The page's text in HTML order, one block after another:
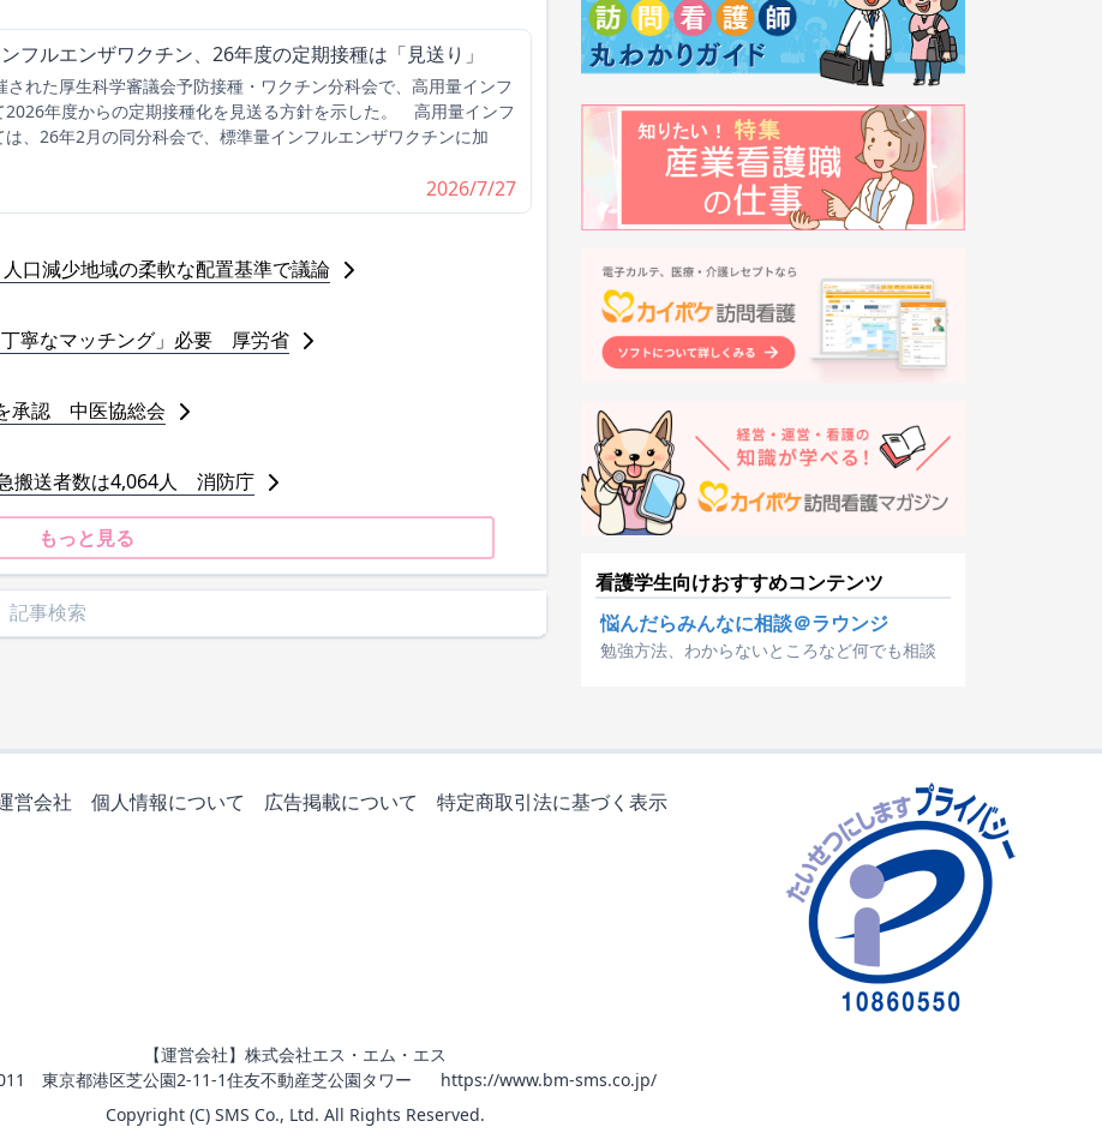
フルエンザワクチン、26年度の定期接種は「見送り」
れた厚生科学審議会予防接種・ワクチン分科会で、高用量インフ
2026年度からの定期接種化を見送る方針を示した。 高用量インフ
、26年2月の同分科会で、標準量インフルエンザワクチンに加
2026/7/27
口減少地域の柔軟な配置基準で議論
丁寧なマッチング」必要 厚労省
承認 中医協総会
搬送者数は4,064人 消防庁
もっと見る
看護学生向けおすすめコンテンツ
悩んだらみんなに相談＠ラウンジ
勉強方法、わからないところなど何でも相談
営会社 個人情報について 広告掲載について 特定商取引法に基づく表示
【運営会社】株式会社エス・エム・エス
東京都港区芝公園2-11-1住友不動産芝公園タワー
https://www.bm-sms.co.jp/
Copyright (C) SMS Co., Ltd. All Rights Reserved.